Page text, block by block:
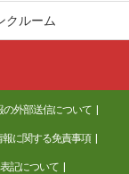
クルーム
外部送信について
に関する免責事項
記について